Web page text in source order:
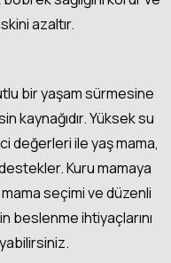
azaltır.
bir yaşam sürmesine
kaynağıdır. Yüksek su
değerleri ile yaş mama,
Kuru mamaya
seçimi ve düzenli
beslenme ihtiyaçlarını